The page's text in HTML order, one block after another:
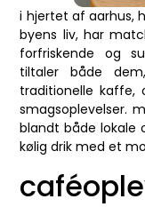
i hjertet af aarhus,
byens liv, har
forfriskende og
tiltaler både
traditionelle kaffe,
smagsoplevelser.
blandt både lokale
kølig drik med et